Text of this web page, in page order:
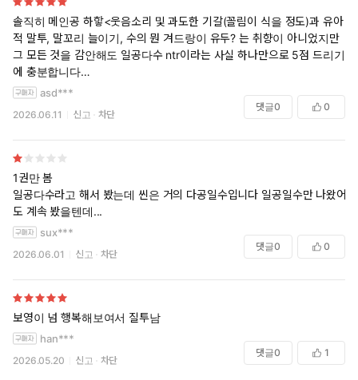
잘고도 깊게. 추삽질을 이어가자 슬슬 정서의 눈이 까뒤집어졌다.
줄줄 타액을 흘리며.
“우으, 앗. 앙 흐어응. 재, 재열이 혀엉…. 여보, 여보야아, 끄헥-!”
여보라는 말에 콱. 보영의 귀두가 끝내 자그마한 결장 입구를 뚫고야
말았다. 그와 동시에, 졸졸…. 정서의 자지에서 누런 물이 떨어졌다.
솔직히 메인공 하핳<웃음소리 및 과도한 기갈(꼴림이 식을 정도)과 유아
적 말투, 말꼬리 늘이기, 수의 뭔 겨드랑이 유두? 는 취향이 아니었지만
그 모든 것을 감안해도 일공다수 ntr이라는 사실 하나만으로 5점 드리기
에 충분합니다
다만 약물강간 해상도가 묘하게 높아서 꼬름한데 어차피 알오물인김에
약품 이름은 판타지로 해도 되지 않았을까 싶은 아쉬움이 있습니다
asd***
2026.06.11 신고 차단
댓글0 0
1권만 봄
일공다수라고 해서 봤는데 씬은 거의 다공일수입니다 일공일수만 나왔어
도 계속 봤을텐데...
sux***
2026.06.01 신고 차단
댓글0 0
보영이 넘 행복해보여서 질투남
han***
2026.05.20 신고 차단
댓글0 1